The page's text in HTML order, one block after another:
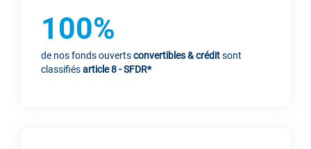
100%
de nos fonds ouvertsconvertibles & créditsont
classifiésarticle 8 - SFDR*